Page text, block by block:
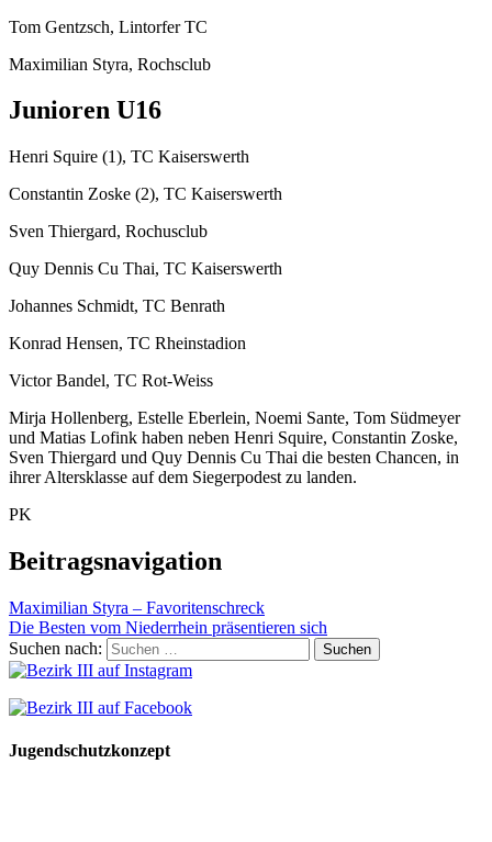
Tom Gentzsch, Lintorfer TC
Maximilian Styra, Rochsclub
Junioren U16
Henri Squire (1), TC Kaiserswerth
Constantin Zoske (2), TC Kaiserswerth
Sven Thiergard, Rochusclub
Quy Dennis Cu Thai, TC Kaiserswerth
Johannes Schmidt, TC Benrath
Konrad Hensen, TC Rheinstadion
Victor Bandel, TC Rot-Weiss
Mirja Hollenberg, Estelle Eberlein, Noemi Sante, Tom Südmeyer
und Matias Lofink haben neben Henri Squire, Constantin Zoske,
Sven Thiergard und Quy Dennis Cu Thai die besten Chancen, in
ihrer Altersklasse auf dem Siegerpodest zu landen.
PK
Beitragsnavigation
Maximilian Styra – Favoritenschreck
Die Besten vom Niederrhein präsentieren sich
Suchen nach:
Jugendschutzkonzept